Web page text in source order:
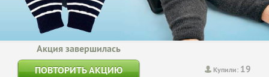
Купили: 19
Акция завершилась
ПОВТОРИТЬ АКЦИЮ